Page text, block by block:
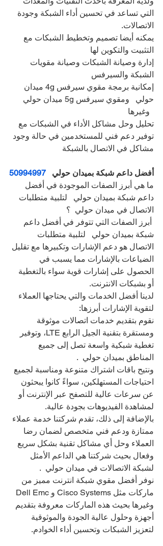
التي تساعد في تحسين أداء الشبكة وجودة
الاتصالات.
يمكنه أيضا تصميم وتخطيط الشبكات مع
التثبيت والتكوين لها
إدارة وصيانة الشبكات وصيانة مقويات
الشبكة والسيرفس
إمكانية برمجة مقوي سيرفس 4g ميدان
حولي   ومقوي سيرفس 5g ميدان حولي
وغيرها
تحليل وحل مشاكل الأداء في الشبكات مع
توفير دعم فني للمستخدمين في حالة وجود
مشاكل في الاتصال بالشبكة
أفضل داعم شبكة بميدان حولي 50994997
ما هي أبرز الصفات الموجودة في أفضل
داعم شبكة بميدان حولي   لتلبية متطلبات
الاتصال في ميدان حولي  ؟
أبرز الصفات التي تتوفر في أفضل داعم
شبكة بميدان حولي   لتلبية متطلبات
الاتصال هو دعم الإشارات وتكبيرها مع تقليل
الضياعات بالإشارات مما يسبب في
الحصول على إشارات قوية سواء بالتغطية
أو بشبكات الانترنت.
لدينا أفضل الخدمات والتي يحتاجها العملاء
لتقوية الإشارات أبرزها:
نقوم بتقديم خدمات اتصالات موثوقة
ومستقرة بتقنية الجيل الرابع LTE، وتوفير
تغطية شبكية واسعة تصل إلى جميع
المناطق بميدان حولي  .
ونتيح باقات اشتراك متنوعة ومناسبة لجميع
احتياجات المستهلكين، سواءً كانوا يبحثون
عن سرعات عالية للتصفح عبر الإنترنت أو
لمشاهدة الفيديوهات بجودة عالية.
بالإضافة إلى ذلك، تقدم شركتنا خدمة عملاء
ممتازة ودعم فني متخصص لضمان رضا
العملاء وحل أي مشاكل تقنية بشكل سريع
وفعال بحيث شركتنا هي الداعم الأمثل
لشبكة الاتصالات في ميدان حولي  .
نوفر أفضل مقوي شبكة انترنت مميز من
وغيرها بحيث هذه الماركات معروفة بتقديم
أجهزة وحلول عالية الجودة والموثوقية
لتعزيز الشبكات وتحسين أداء الخوادم.